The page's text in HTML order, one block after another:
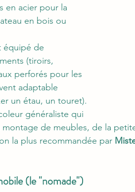
en acier pour la
en bois ou
équipé de
(tiroirs,
perforés pour les
adaptable
un étau, un touret).
généraliste qui
montage de meubles, de la
la plus recommandée par
(le "nomade")